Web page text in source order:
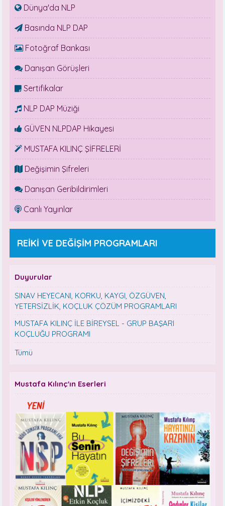
Dünya'da NLP
Basında NLP DAP
Fotoğraf Bankası
Danışan Görüşleri
Sertifikalar
NLP DAP Müziği
GÜVEN NLPDAP Hikayesi
MUSTAFA KILINÇ ŞİFRELERİ
Değişimin Şifreleri
Danışan Geribildirimleri
Canlı Yayınlar
REİKİ VE DEĞİŞİM PROGRAMLARI
Duyurular
SINAV HEYECANI, KORKU, KAYGI, ÖZGÜVEN,
YETERSİZLİK, KOÇLUK ÇÖZÜM PROGRAMLARI
MUSTAFA KILINÇ İLE BİREYSEL - GRUP BAŞARI
KOÇLUĞU PROGRAMI
Tümü
Mustafa Kılınç'ın Eserleri